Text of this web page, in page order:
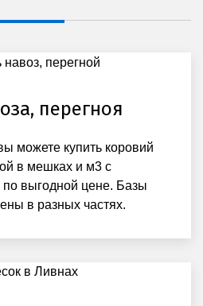
перегноя
можете купить коровий
в мешках и м3 с
по выгодной цене. Базы
в разных частях.